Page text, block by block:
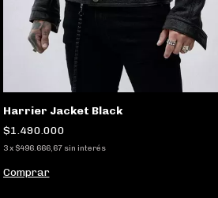
Harrier Jacket Black
$1.490.000
3 x $496.666,67 sin interés
Comprar